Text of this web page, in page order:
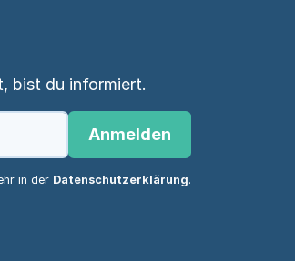
bist du informiert.
Anmelden
in der Datenschutzerklärung.